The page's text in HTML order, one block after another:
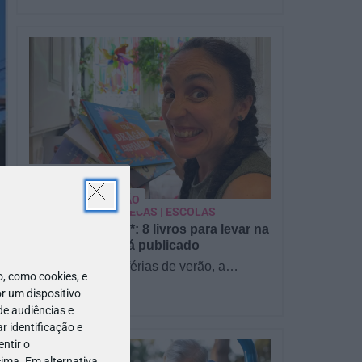
como cookies, e
um dispositivo
audiências e
identificação e
o
Pré-visualização*: 8 livros para levar na
mala de férias - já publicado
Para celebrar as férias de verão, a
Estrelas & Ouriços fez uma parceria com
a Sofia Vieira, da livraria…
PARA BEBÉS
PRÉ-VISUALIZAÇÃO
CONTOS E BIBLIOTECAS | ESCOLAS